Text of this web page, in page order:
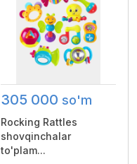
305 000 so'm
Rocking Rattles
shovqinchalar
to'plam...